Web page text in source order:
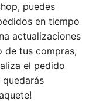
puedes
en tiempo
actualizaciones
de tus compras,
el pedido
quedarás